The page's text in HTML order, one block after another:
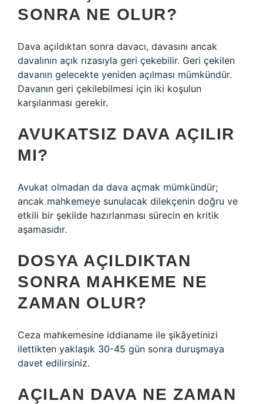
SONRA NE OLUR?
Dava açıldıktan sonra davacı, davasını ancak
davalının açık rızasıyla geri çekebilir. Geri çekilen
davanın gelecekte yeniden açılması mümkündür.
Davanın geri çekilebilmesi için iki koşulun
karşılanması gerekir.
AVUKATSIZ DAVA AÇILIR
MI?
Avukat olmadan da dava açmak mümkündür;
ancak mahkemeye sunulacak dilekçenin doğru ve
etkili bir şekilde hazırlanması sürecin en kritik
aşamasıdır.
DOSYA AÇILDIKTAN
SONRA MAHKEME NE
ZAMAN OLUR?
Ceza mahkemesine iddianame ile şikâyetinizi
ilettikten yaklaşık 30-45 gün sonra duruşmaya
davet edilirsiniz.
AÇILAN DAVA NE ZAMAN